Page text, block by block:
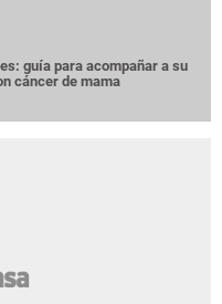
guía para acompañar a su
cáncer de mama